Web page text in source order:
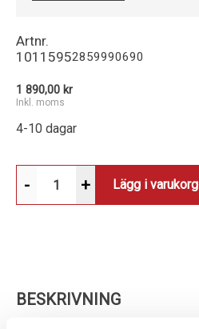
Artnr.
10115952859990690
1 890,00 kr
Inkl. moms
4-10 dagar
- + Lägg i varukorg
BESKRIVNING